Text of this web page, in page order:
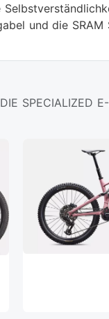
und die SRAM
SPECIALIZED